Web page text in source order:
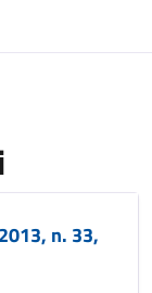
n. 33,